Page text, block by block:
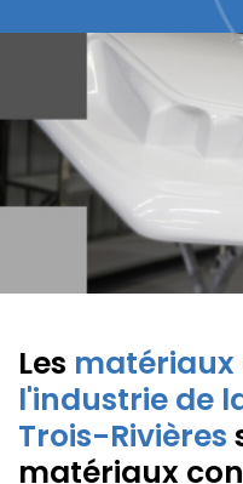
Les matériaux
l'industrie de
Trois-Rivières
matériaux